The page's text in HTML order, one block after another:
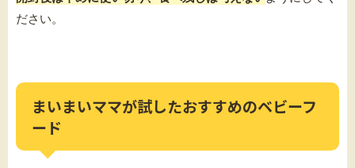
ださい。
まいまいママが試したおすすめのベビーフ
ード